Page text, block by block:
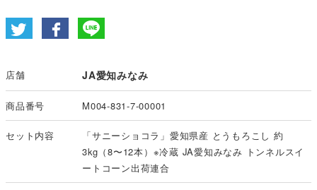
店舗 JA愛知みなみ
商品番号 M004-831-7-00001
セット内容
「サニーショコラ」愛知県産 とうもろこし 約
3kg（8〜12本）※冷蔵 JA愛知みなみ トンネルスイ
ートコーン出荷連合